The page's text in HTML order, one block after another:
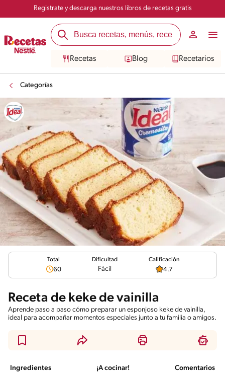
Registrate y descarga nuestros libros de recetas gratis
Recetas Blog Recetarios
Categorías
Total
60
Dificultad
Fácil
Calificación
4.7
Receta de keke de vainilla
Aprende paso a paso cómo preparar un esponjoso keke de vainilla,
ideal para acompañar momentos especiales junto a tu familia o amigos.
Ingredientes ¡A cocinar! Comentarios